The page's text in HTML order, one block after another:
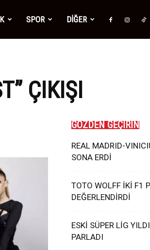
SPOR DİĞER
ÇIKIŞI
GÖZDEN GEÇİRİN
REAL MADRID-
SONA ERDİ
TOTO WOLFF İKİ F1
DEĞERLENDİRDİ
ESKİ SÜPER LİG
PARLADI